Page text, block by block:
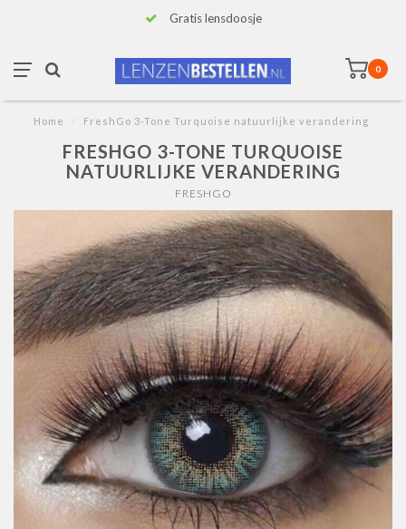
Gratis lensdoosje
0
Home FreshGo 3-Tone Turquoise natuurlijke verandering
FRESHGO 3-TONE TURQUOISE
NATUURLIJKE VERANDERING
FRESHGO